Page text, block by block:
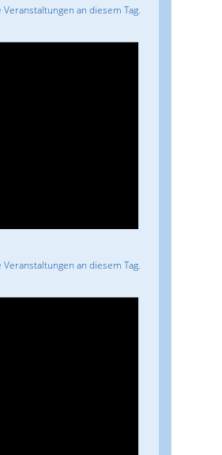
Veranstaltungen an diesem Tag.
Veranstaltungen an diesem Tag.